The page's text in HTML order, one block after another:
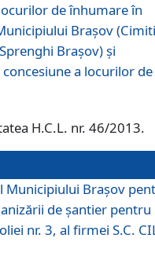
de înhumare în
Braşov
Braşov) şi
a locurilor de
H.C.L. nr. 46/2013.
Municipiului Braşov
de șantier pentru
nr. 3, al firmei S.C.